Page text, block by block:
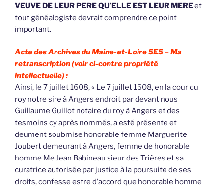
VEUVE DE LEUR PERE QU’ELLE EST LEUR MEREet
tout généalogiste devrait comprendre ce point
important.
Acte des Archives du Maine-et-Loire 5E5 –Ma
retranscription (voir ci-contre propriété
intellectuelle) :
Ainsi, le 7 juillet 1608, « Le 7 juillet 1608, en la cour du
roy notre sire à Angers endroit par devant nous
Guillaume Guillot notaire du roy à Angers et des
tesmoins cy après nommés, a esté présente et
deument soubmise honorable femme Marguerite
Joubert demeurant à Angers, femme de honorable
homme Me Jean Babineau sieur des Trières et sa
curatrice autorisée par justice à la poursuite de ses
droits, confesse estre d’accord que honorable homme